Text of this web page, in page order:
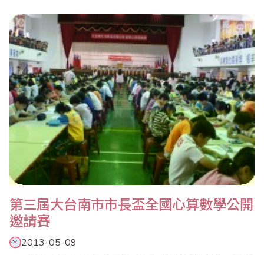
比賽暨國際心算及全國數學競技大賽」，所以每位選手無不全力衝
刺。 上午11點成績全部都揭曉，旋即進行頒獎典禮，現場來賓有嘉
義市果菜市場總經理陳國華（省商會理事..
第三屆大台南市市長盃全國心算數學公開
邀請賽
2013-05-09